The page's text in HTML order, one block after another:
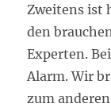
Zweitens ist
den
Experten.
Alarm. Wir
zum